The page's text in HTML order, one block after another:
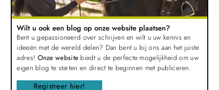
Wilt u ook een blog op onze website plaatsen?
Bent u gepassioneerd over schrijven en wilt u uw kennis en
ideeën met de wereld delen? Dan bent u bij ons aan het juiste
adres! Onze website biedt u de perfecte mogelijkheid om uw
eigen blog te starten en direct te beginnen met publiceren.
Registreer hier!